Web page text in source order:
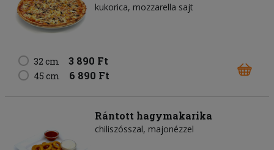
kukorica mozzarella sajt
32 cm 3 890 Ft
45 cm 6 890 Ft
Rántott hagymakarika
chiliszósszal, majonézzel